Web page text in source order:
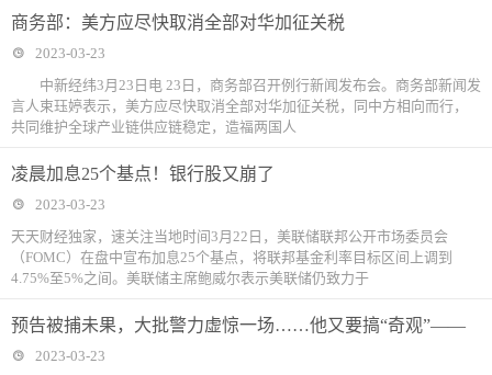
商务部：美方应尽快取消全部对华加征关税
2023-03-23
中新经纬3月23日电 23日，商务部召开例行新闻发布会。商务部新闻发
言人束珏婷表示，美方应尽快取消全部对华加征关税，同中方相向而行，
共同维护全球产业链供应链稳定，造福两国人
凌晨加息25个基点！银行股又崩了
2023-03-23
天天财经独家，速关注当地时间3月22日，美联储联邦公开市场委员会
（FOMC）在盘中宣布加息25个基点，将联邦基金利率目标区间上调到
4.75%至5%之间。美联储主席鲍威尔表示美联储仍致力于
预告被捕未果，大批警力虚惊一场……他又要搞“奇观”——
2023-03-23